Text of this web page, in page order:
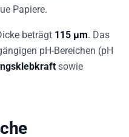
Papiere.
beträgt 115 µm. Das
pH-Bereichen (pH
sowie